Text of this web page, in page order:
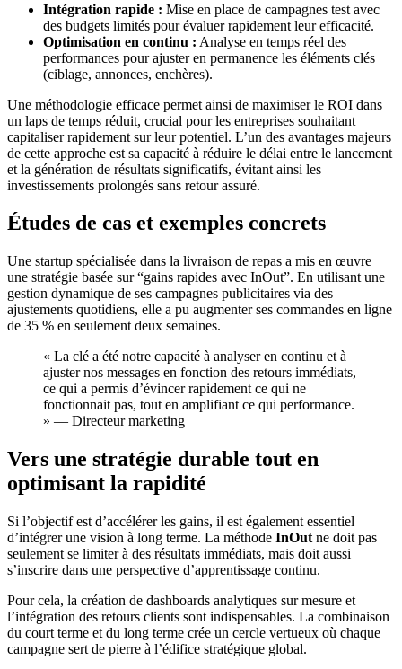
Intégration rapide : Mise en place de campagnes test avec
des budgets limités pour évaluer rapidement leur efficacité.
Optimisation en continu : Analyse en temps réel des
performances pour ajuster en permanence les éléments clés
(ciblage, annonces, enchères).
Une méthodologie efficace permet ainsi de maximiser le ROI dans
un laps de temps réduit, crucial pour les entreprises souhaitant
capitaliser rapidement sur leur potentiel. L’un des avantages majeurs
de cette approche est sa capacité à réduire le délai entre le lancement
et la génération de résultats significatifs, évitant ainsi les
investissements prolongés sans retour assuré.
Études de cas et exemples concrets
Une startup spécialisée dans la livraison de repas a mis en œuvre
une stratégie basée sur “gains rapides avec InOut”. En utilisant une
gestion dynamique de ses campagnes publicitaires via des
ajustements quotidiens, elle a pu augmenter ses commandes en ligne
de 35 % en seulement deux semaines.
« La clé a été notre capacité à analyser en continu et à
ajuster nos messages en fonction des retours immédiats,
ce qui a permis d’évincer rapidement ce qui ne
fonctionnait pas, tout en amplifiant ce qui performance.
» — Directeur marketing
Vers une stratégie durable tout en
optimisant la rapidité
Si l’objectif est d’accélérer les gains, il est également essentiel
d’intégrer une vision à long terme. La méthode InOut ne doit pas
seulement se limiter à des résultats immédiats, mais doit aussi
s’inscrire dans une perspective d’apprentissage continu.
Pour cela, la création de dashboards analytiques sur mesure et
l’intégration des retours clients sont indispensables. La combinaison
du court terme et du long terme crée un cercle vertueux où chaque
campagne sert de pierre à l’édifice stratégique global.